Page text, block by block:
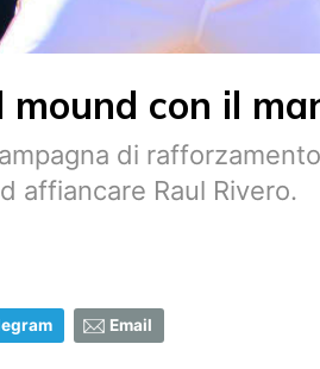
con il
di
affiancare Raul Rivero.
Email